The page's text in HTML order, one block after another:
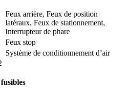
Feux arrière, Feux de position
latéraux, Feux de stationnement,
Interrupteur de phare
Feux stop
Système de conditionnement d’air